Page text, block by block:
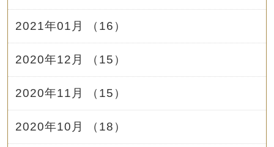
2021年01月 （16）
2020年12月 （15）
2020年11月 （15）
2020年10月 （18）